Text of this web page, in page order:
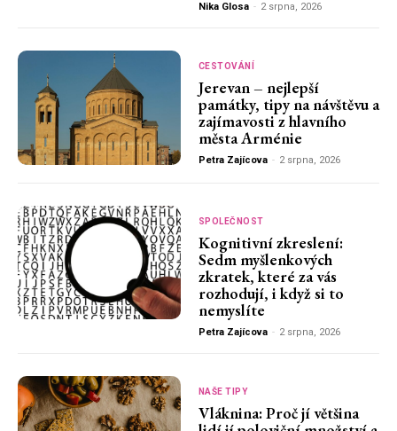
Nika Glosa - 2 srpna, 2026
CESTOVÁNÍ
Jerevan – nejlepší
památky, tipy na návštěvu a
zajímavosti z hlavního
města Arménie
Petra Zajícova - 2 srpna, 2026
SPOLEČNOST
Kognitivní zkreslení:
Sedm myšlenkových
zkratek, které za vás
rozhodují, i když si to
nemyslíte
Petra Zajícova - 2 srpna, 2026
NAŠE TIPY
Vláknina: Proč jí většina